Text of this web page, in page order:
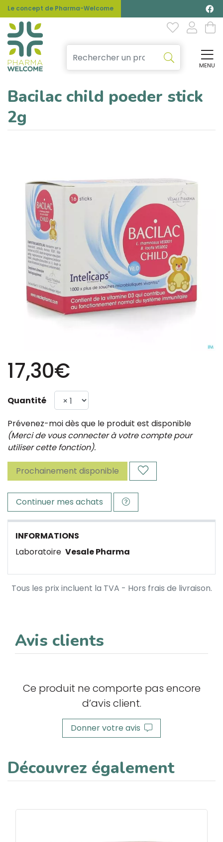
Le concept de Pharma-Welcome
MENU
Bacilac child poeder stick
2g
17,30€
Quantité
Prévenez-moi dès que le produit est disponible
(Merci de vous connecter à votre compte pour
utiliser cette fonction).
Prochainement disponible
Continuer mes achats
INFORMATIONS
Laboratoire Vesale Pharma
Tous les prix incluent la TVA - Hors frais de livraison.
Avis clients
Ce produit ne comporte pas encore
d’avis client.
Donner votre avis
Découvrez également